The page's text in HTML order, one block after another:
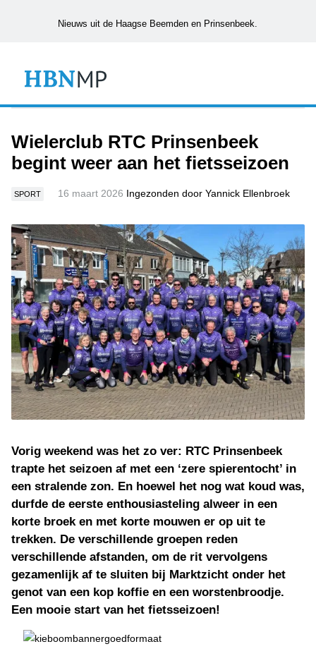
Nieuws uit de Haagse Beemden en Prinsenbeek.
Wielerclub RTC Prinsenbeek
begint weer aan het fietsseizoen
SPORT 16 maart 2026 Ingezonden door Yannick Ellenbroek
Vorig weekend was het zo ver: RTC Prinsenbeek
trapte het seizoen af met een ‘zere spierentocht’ in
een stralende zon. En hoewel het nog wat koud was,
durfde de eerste enthousiasteling alweer in een
korte broek en met korte mouwen er op uit te
trekken. De verschillende groepen reden
verschillende afstanden, om de rit vervolgens
gezamenlijk af te sluiten bij Marktzicht onder het
genot van een kop koffie en een worstenbroodje.
Een mooie start van het fietsseizoen!